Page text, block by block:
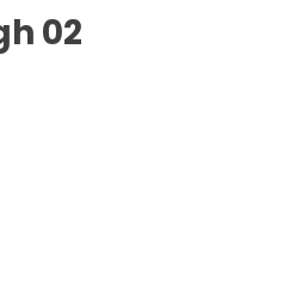
02